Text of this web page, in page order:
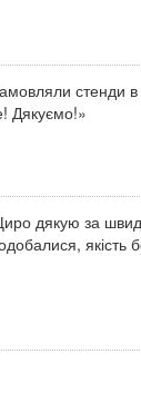
стенди в
Дякуємо!»
дякую за
якість